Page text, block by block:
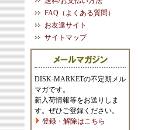
FAQ（よくある質問）
お友達サイト
サイトマップ
DISK-MARKETの不定期メル
マガです。
新入荷情報等をお送りしま
す。ぜひご登録ください。
登録・解除はこちら